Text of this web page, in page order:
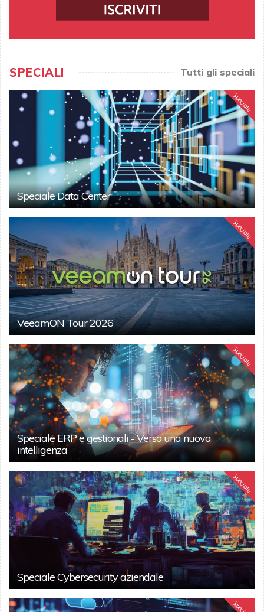
SPECIALI Tutti gli speciali
Speciale
Speciale Data Center
Speciale
VeeamON Tour 2026
Speciale
Speciale ERP e gestionali - Verso una nuova
intelligenza
Speciale
Speciale Cybersecurity aziendale